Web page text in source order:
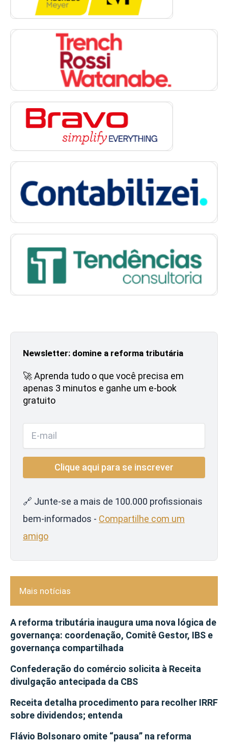
Newsletter: domine a reforma tributária
🚀 Aprenda tudo o que você precisa em
apenas 3 minutos e ganhe um e-book
gratuito
🔗 Junte-se a mais de 100.000 profissionais
bem-informados - Compartilhe com um
amigo
Mais notícias
A reforma tributária inaugura uma nova lógica de
governança: coordenação, Comitê Gestor, IBS e
governança compartilhada
Confederação do comércio solicita à Receita
divulgação antecipada da CBS
Receita detalha procedimento para recolher IRRF
sobre dividendos; entenda
Flávio Bolsonaro omite “pausa” na reforma